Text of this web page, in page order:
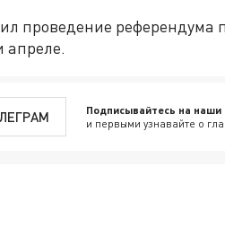
проведение
апреле.
Подписывайтесь на наши
и первыми узнавайте о